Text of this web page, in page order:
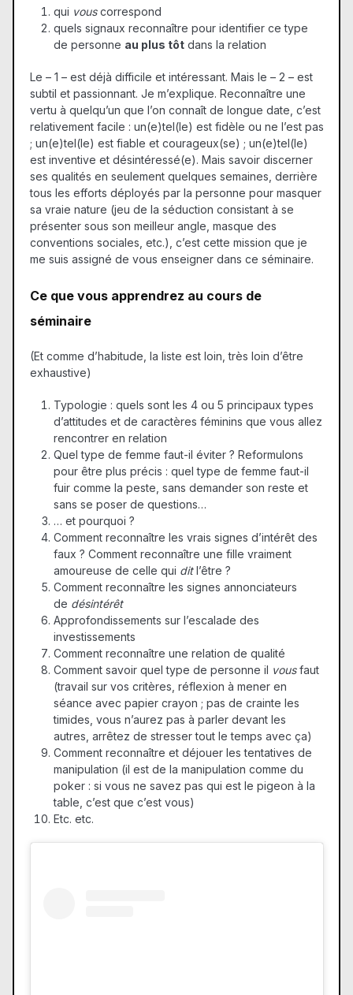
qui vouscorrespond
quels signaux reconnaître pour identifier ce type
de personne au plus tôtdans la relation
Le – 1 – est déjà difficile et intéressant. Mais le – 2 – est
subtil et passionnant. Je m’explique. Reconnaître une
vertu à quelqu’un que l’on connaît de longue date, c’est
relativement facile : un(e)tel(le) est fidèle ou ne l’est pas
; un(e)tel(le) est fiable et courageux(se) ; un(e)tel(le)
est inventive et désintéressé(e). Mais savoir discerner
ses qualités en seulement quelques semaines, derrière
tous les efforts déployés par la personne pour masquer
sa vraie nature (jeu de la séduction consistant à se
présenter sous son meilleur angle, masque des
conventions sociales, etc.), c’est cette mission que je
me suis assigné de vous enseigner dans ce séminaire.
Ce que vous apprendrez au cours de
séminaire
(Et comme d’habitude, la liste est loin, très loin d’être
exhaustive)
Typologie : quels sont les 4 ou 5 principaux types
d’attitudes et de caractères féminins que vous allez
rencontrer en relation
Quel type de femme faut-il éviter ? Reformulons
pour être plus précis : quel type de femme faut-il
fuir comme la peste, sans demander son reste et
sans se poser de questions…
… et pourquoi ?
Comment reconnaître les vrais signes d’intérêt des
faux ? Comment reconnaître une fille vraiment
amoureuse de celle qui ditl’être ?
Comment reconnaître les signes annonciateurs
de désintérêt
Approfondissements sur l’escalade des
investissements
Comment reconnaître une relation de qualité
Comment savoir quel type de personne il vousfaut
(travail sur vos critères, réflexion à mener en
séance avec papier crayon ; pas de crainte les
timides, vous n’aurez pas à parler devant les
autres, arrêtez de stresser tout le temps avec ça)
Comment reconnaître et déjouer les tentatives de
manipulation (il est de la manipulation comme du
poker : si vous ne savez pas qui est le pigeon à la
table, c’est que c’est vous)
Etc. etc.